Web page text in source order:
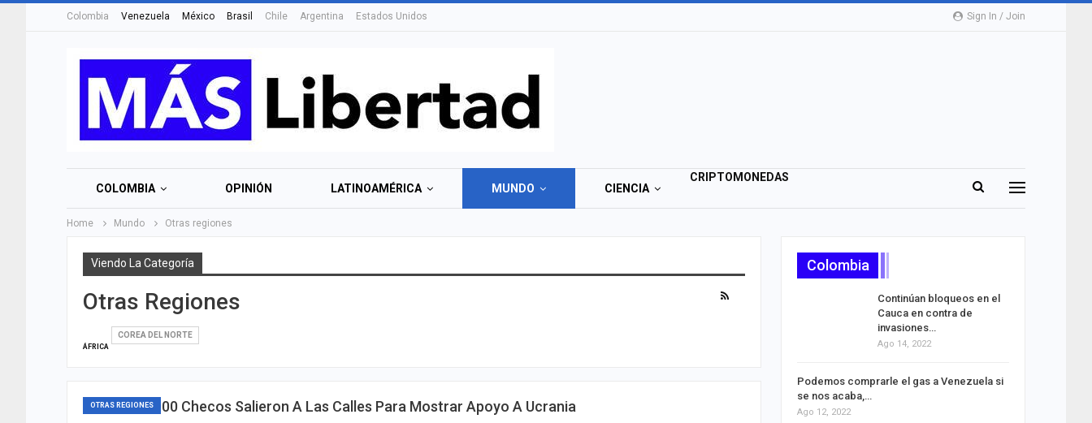
Sign In / Join
Colombia Venezuela México Brasil Chile Argentina Estados Unidos
COLOMBIA OPINIÓN LATINOAMÉRICA MUNDO CIENCIA
CRIPTOMONEDAS
Home Mundo Otras regiones
Viendo La Categoría
Otras Regiones
ÁFRICA
COREA DEL NORTE
OTRAS REGIONES
Más De 60.000 Checos Salieron A Las Calles Para Mostrar Apoyo A Ucrania
Colombia
Continúan bloqueos en el
Cauca en contra de
invasiones…
Ago 14, 2022
Podemos comprarle el gas a Venezuela si
se nos acaba,…
Ago 12, 2022